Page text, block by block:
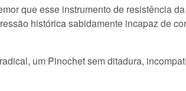
que esse instrumento de resistência
histórica sabidamente incapaz de
um Pinochet sem ditadura,